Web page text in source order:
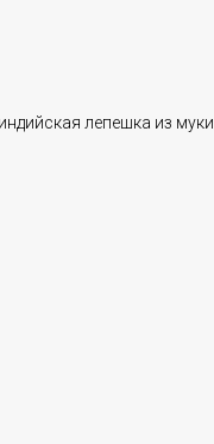
лепешка из